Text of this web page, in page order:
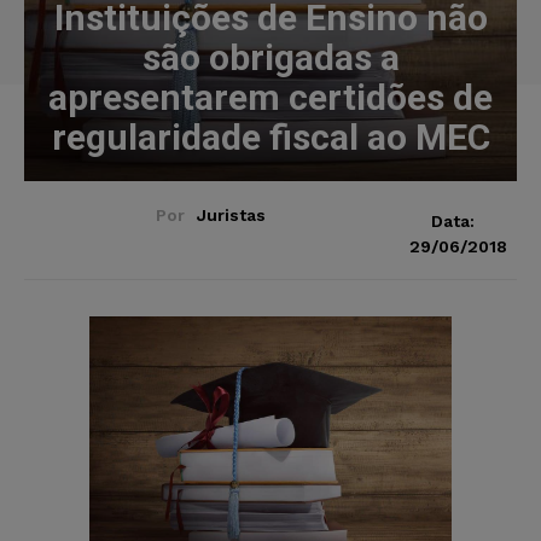
Instituições de Ensino não
são obrigadas a
apresentarem certidões de
regularidade fiscal ao MEC
Por Juristas
Data:
29/06/2018